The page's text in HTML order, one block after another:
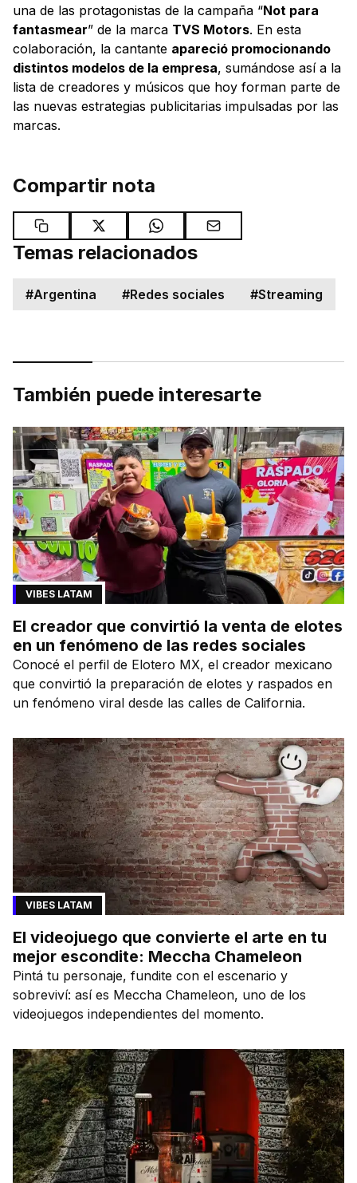
una de las protagonistas de la campaña “Not para
fantasmear” de la marca TVS Motors. En esta
colaboración, la cantante apareció promocionando
distintos modelos de la empresa, sumándose así a la
lista de creadores y músicos que hoy forman parte de
las nuevas estrategias publicitarias impulsadas por las
marcas.
Compartir nota
Temas relacionados
#Argentina #Redes sociales #Streaming
También puede interesarte
VIBES LATAM
El creador que convirtió la venta de elotes
en un fenómeno de las redes sociales
Conocé el perfil de Elotero MX, el creador mexicano
que convirtió la preparación de elotes y raspados en
un fenómeno viral desde las calles de California.
VIBES LATAM
El videojuego que convierte el arte en tu
mejor escondite: Meccha Chameleon
Pintá tu personaje, fundite con el escenario y
sobreviví: así es Meccha Chameleon, uno de los
videojuegos independientes del momento.